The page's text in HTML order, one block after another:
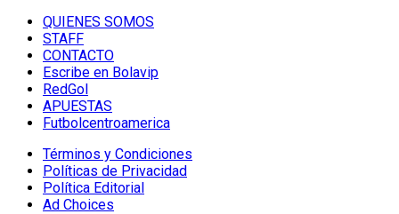
QUIENES SOMOS
STAFF
CONTACTO
Escribe en Bolavip
RedGol
APUESTAS
Futbolcentroamerica
Términos y Condiciones
Políticas de Privacidad
Política Editorial
Ad Choices